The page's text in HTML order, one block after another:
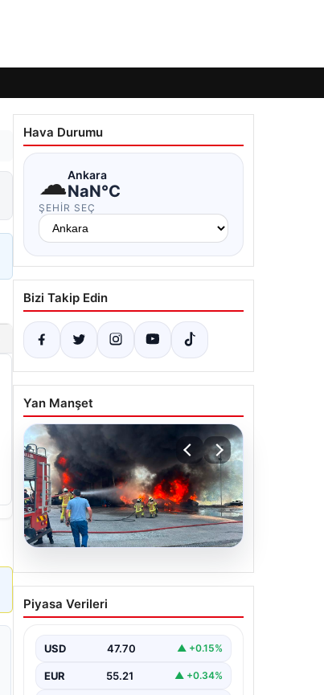
Hava Durumu
☁Ankara
NaN°C
ŞEHIR SEÇ
Bizi Takip Edin
Yan Manşet
Dumanlar ilçeyi kapladı:
Bursa’da tamirhanede
Piyasa Verileri
USD 47.70 ▲ +0.15%
EUR 55.21 ▲ +0.34%